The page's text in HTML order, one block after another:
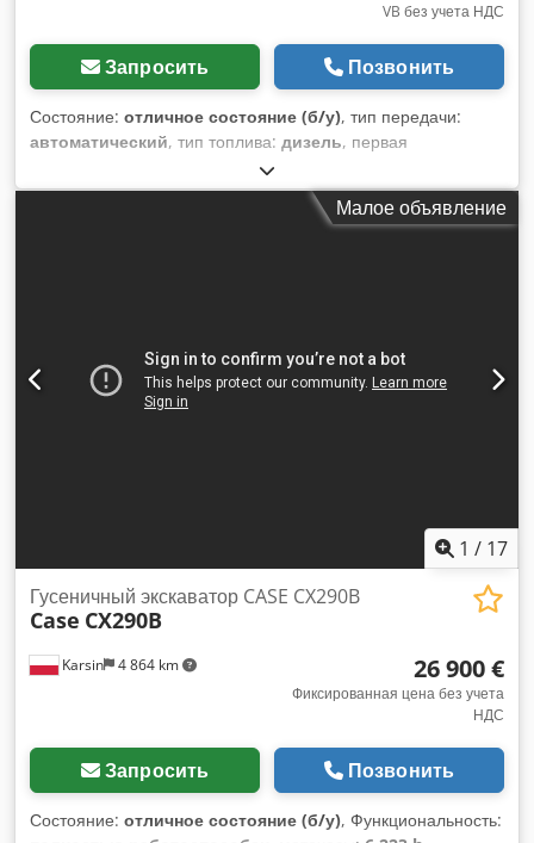
VB без учета НДС
Запросить Позвонить
Состояние: отличное состояние (б/у), тип передачи:
автоматический, тип топлива: дизель, первая
, Год выпуска:
h, Оборудование:кабина,
Малое объявление
1 / 17
Karsin 4 864 km
Гусеничный экскаватор CASE CX290B
Case CX290B
26 900 €
Фиксированная цена без учета
НДС
Запросить Позвонить
Состояние: отличное состояние (б/у), Функциональность: